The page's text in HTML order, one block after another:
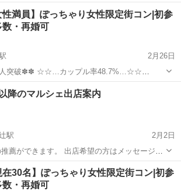
★ 【ぽっちゃり＆みけぽ女性】と 【ぽちゃ
ィ ★゜･｡･｡･゜☆゜･｡･｡･゜★ ...
良駅 パーティー ぽっちゃり
性満員】ぽっちゃり女性限定街コン|初参
数・再婚可
2月26日
人突破✽✽ ☆☆…カップル率48.7%…☆☆
★ 【ぽっちゃり＆みけぽ女性】と 【ぽちゃ
良駅 パーティー ぽっちゃり
降のマルシェ出店案内
駅
2月2日
出店希望の方はメッセージく
２月】
ヶ辻駅 マルシェ
在30名】ぽっちゃり女性限定街コン|初参
数・再婚可